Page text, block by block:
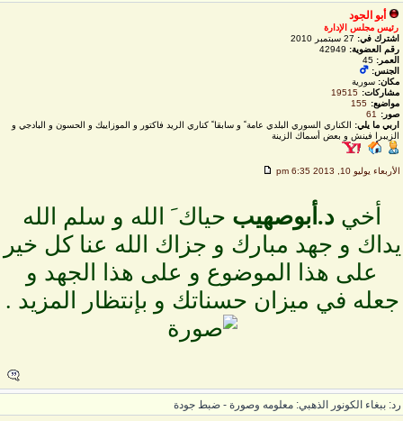
أبو الجود
رئيس مجلس الإدارة
اشترك في:27 سبتمبر 2010
رقم العضوية:42949
العمر: 45
الجنس:
مكان:سورية
مشاركات:
19515
مواضيع:
155
صور:
61
اربي ما يلي:الكناري السوري البلدي عامة ً و سابقا ً كناري الريد فاكتور و الموزاييك و الحسون و البادجي و
الزيبرا فينش و بعض أسماك الزينة
الأربعاء يوليو 10, 2013 6:35 pm
أخي د.أبوصهيبحياك َ الله و سلم الله
و جهد مبارك و جزاك الله عنا كل خير
على هذا الموضوع و على هذا الجهد و
جعله في ميزان حسناتك و بإنتظار المزيد .
ببغاء الكونور الذهبي: معلومه وصورة - ضبط جودة